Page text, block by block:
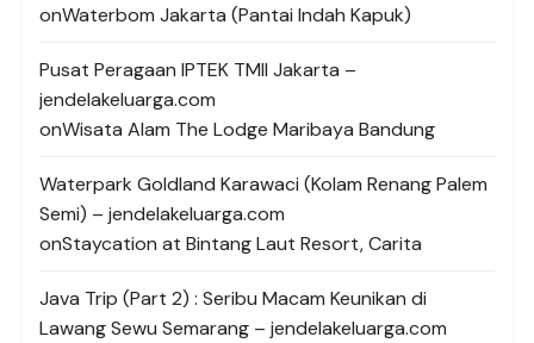
onWaterbom Jakarta (Pantai Indah Kapuk)
Pusat Peragaan IPTEK TMII Jakarta –
jendelakeluarga.com
onWisata Alam The Lodge Maribaya Bandung
Waterpark Goldland Karawaci (Kolam Renang Palem
Semi) – jendelakeluarga.com
onStaycation at Bintang Laut Resort, Carita
Java Trip (Part 2) : Seribu Macam Keunikan di
Lawang Sewu Semarang – jendelakeluarga.com